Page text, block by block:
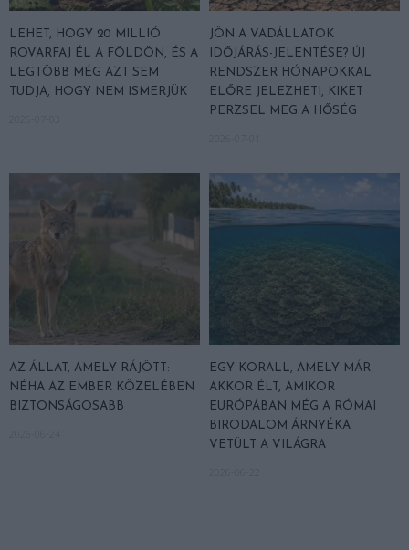
LEHET, HOGY 20 MILLIÓ
ROVARFAJ ÉL A FÖLDÖN, ÉS A
LEGTÖBB MÉG AZT SEM
TUDJA, HOGY NEM ISMERJÜK
JÖN A VADÁLLATOK
IDŐJÁRÁS-JELENTÉSE? ÚJ
RENDSZER HÓNAPOKKAL
ELŐRE JELEZHETI, KIKET
PERZSEL MEG A HŐSÉG
AZ ÁLLAT, AMELY RÁJÖTT:
NÉHA AZ EMBER KÖZELÉBEN
BIZTONSÁGOSABB
EGY KORALL, AMELY MÁR
AKKOR ÉLT, AMIKOR
EURÓPÁBAN MÉG A RÓMAI
BIRODALOM ÁRNYÉKA
VETÜLT A VILÁGRA